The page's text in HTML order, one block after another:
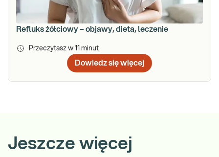
Refluks żółciowy – objawy, dieta, leczenie
Przeczytasz w 11 minut
Dowiedz się więcej
Jeszcze więcej